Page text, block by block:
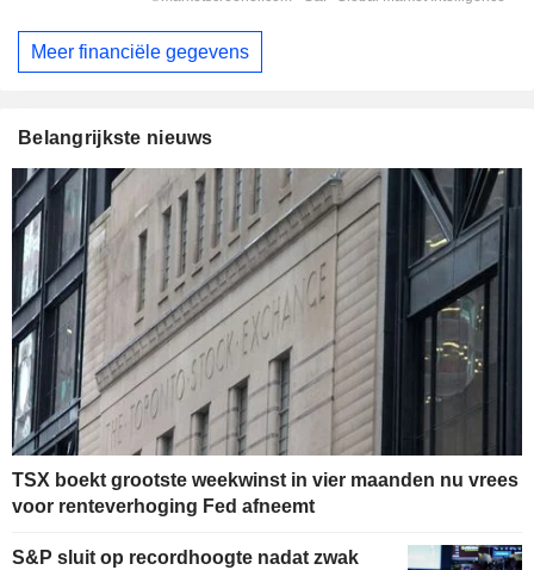
Meer financiële gegevens
Belangrijkste nieuws
TSX boekt grootste weekwinst in vier maanden nu vrees
voor renteverhoging Fed afneemt
S&P sluit op recordhoogte nadat zwak